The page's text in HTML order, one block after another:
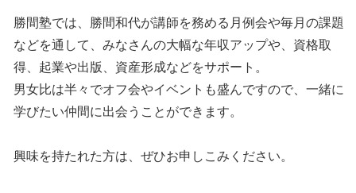
勝間塾では、勝間和代が講師を務める月例会や毎月の課題
などを通して、みなさんの大幅な年収アップや、資格取
得、起業や出版、資産形成などをサポート。
男女比は半々でオフ会やイベントも盛んですので、一緒に
学びたい仲間に出会うことができます。
興味を持たれた方は、ぜひお申しこみください。